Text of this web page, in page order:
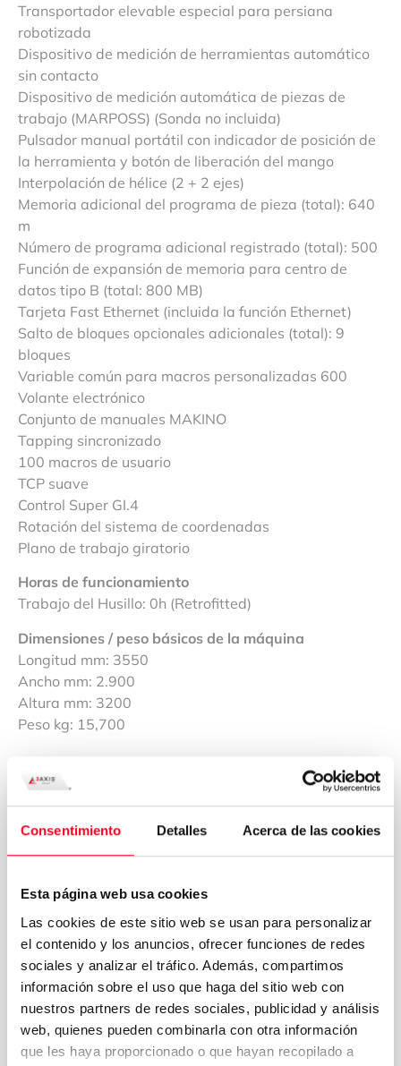
Consentimiento Detalles Acerca de las cookies
Esta página web usa cookies
Las cookies de este sitio web se usan para personalizar
el contenido y los anuncios, ofrecer funciones de redes
sociales y analizar el tráfico. Además, compartimos
información sobre el uso que haga del sitio web con
nuestros partners de redes sociales, publicidad y análisis
web, quienes pueden combinarla con otra información
que les haya proporcionado o que hayan recopilado a
Transportador elevable especial para persiana
robotizada
Dispositivo de medición de herramientas automático
sin contacto
Dispositivo de medición automática de piezas de
trabajo (MARPOSS) (Sonda no incluida)
Pulsador manual portátil con indicador de posición de
la herramienta y botón de liberación del mango
Interpolación de hélice (2 + 2 ejes)
Memoria adicional del programa de pieza (total): 640
m
Número de programa adicional registrado (total): 500
Función de expansión de memoria para centro de
datos tipo B (total: 800 MB)
Tarjeta Fast Ethernet (incluida la función Ethernet)
Salto de bloques opcionales adicionales (total): 9
bloques
Variable común para macros personalizadas 600
Volante electrónico
Conjunto de manuales MAKINO
Tapping sincronizado
100 macros de usuario
TCP suave
Control Super GI.4
Rotación del sistema de coordenadas
Plano de trabajo giratorio
Horas de funcionamiento
Trabajo del Husillo: 0h (Retrofitted)
Dimensiones / peso básicos de la máquina
Longitud mm: 3550
Ancho mm: 2.900
Altura mm: 3200
Peso kg: 15,700
Solicite su presupuesto
Departamento Comercial